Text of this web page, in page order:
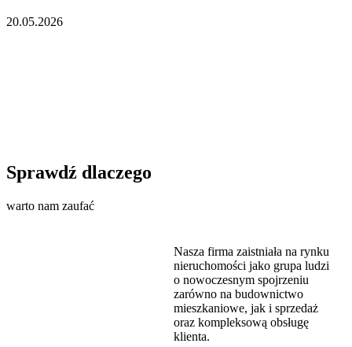
20.05.2026
Sprawdź dlaczego
warto nam zaufać
Nasza firma zaistniała na rynku
nieruchomości jako grupa ludzi
o nowoczesnym spojrzeniu
zarówno na budownictwo
mieszkaniowe, jak i sprzedaż
oraz kompleksową obsługę
klienta.